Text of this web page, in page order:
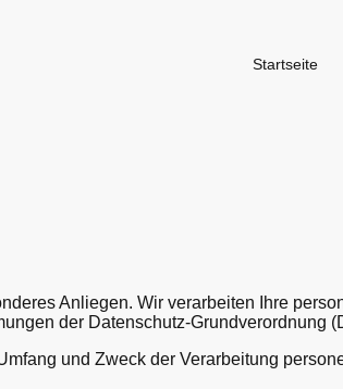
Startseite
Anliegen. Wir verarbeiten Ihre
der Datenschutz-Grundverordnung
und Zweck der Verarbeitung